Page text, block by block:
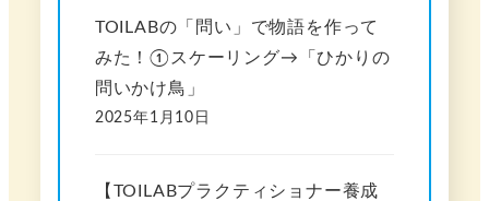
TOILABの「問い」で物語を作って
みた！①スケーリング→「ひかりの
問いかけ鳥」
2025年1月10日
【TOILABプラクティショナー養成